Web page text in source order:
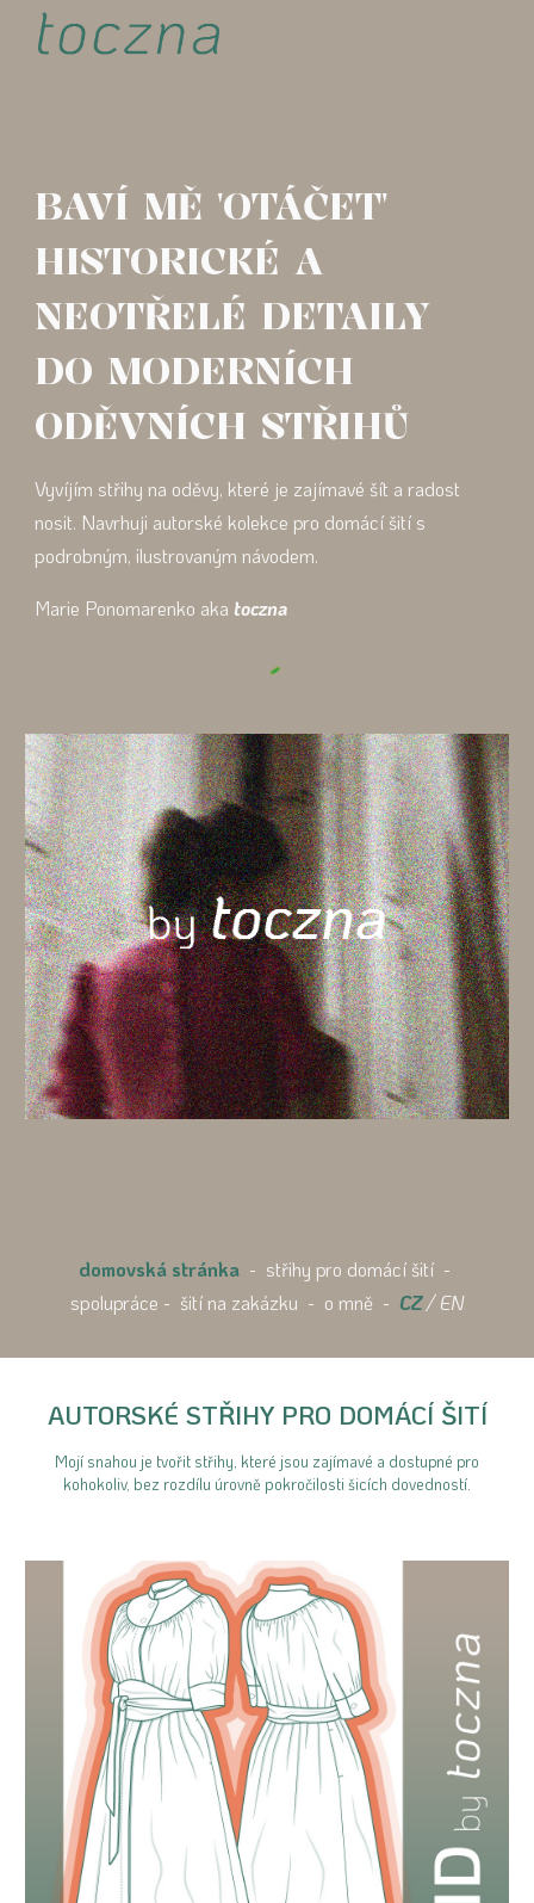
Skip to main content
BAVÍ MĚ 'OTÁČET'
HISTORICKÉ A
NEOTŘELÉ DETAILY
DO MODERNÍCH
ODĚVNÍCH STŘIHŮ
Vyvíjím střihy na oděvy, které je zajímavé šít a radost
nosit. Navrhuji autorské kolekce pro domácí šití s
podrobným, ilustrovaným návodem.
Marie Ponomarenko aka toczna
domovská stránka - střihy pro domácí šití -
spolupráce - šití na zakázku - o mně - CZ/EN
AUTORSKÉ STŘIHY PRO DOMÁCÍ ŠITÍ
Mojí snahou je tvořit střihy, které jsou zajímavé a dostupné pro
kohokoliv, bez rozdílu úrovně pokročilosti šicích dovedností.